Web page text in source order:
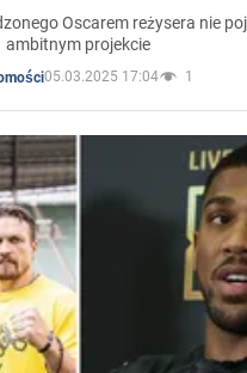
Oscarem reżysera nie
ambitnym projekcie
05.03.2025 17:04 1